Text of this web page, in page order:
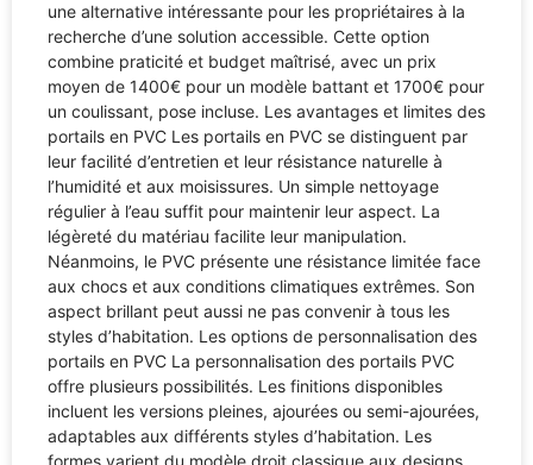
une alternative intéressante pour les propriétaires à la
recherche d’une solution accessible. Cette option
combine praticité et budget maîtrisé, avec un prix
moyen de 1400€ pour un modèle battant et 1700€ pour
un coulissant, pose incluse. Les avantages et limites des
portails en PVC Les portails en PVC se distinguent par
leur facilité d’entretien et leur résistance naturelle à
l’humidité et aux moisissures. Un simple nettoyage
régulier à l’eau suffit pour maintenir leur aspect. La
légèreté du matériau facilite leur manipulation.
Néanmoins, le PVC présente une résistance limitée face
aux chocs et aux conditions climatiques extrêmes. Son
aspect brillant peut aussi ne pas convenir à tous les
styles d’habitation. Les options de personnalisation des
portails en PVC La personnalisation des portails PVC
offre plusieurs possibilités. Les finitions disponibles
incluent les versions pleines, ajourées ou semi-ajourées,
adaptables aux différents styles d’habitation. Les